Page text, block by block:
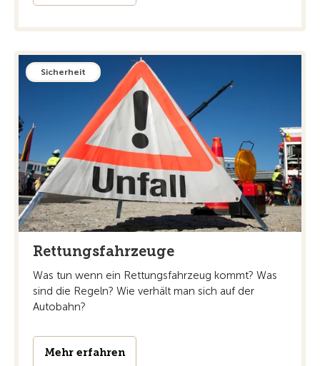
Sicherheit
Rettungsfahrzeuge
Was tun wenn ein Rettungsfahrzeug kommt? Was
sind die Regeln? Wie verhält man sich auf der
Autobahn?
Mehr erfahren